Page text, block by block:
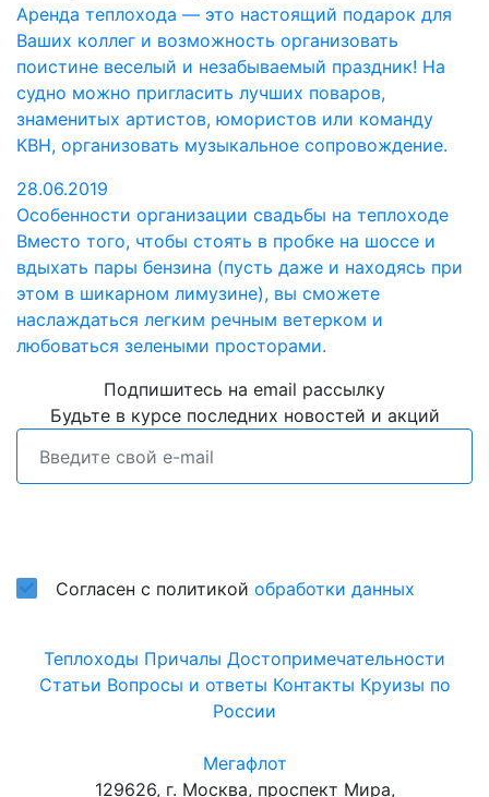
Аренда теплохода — это настоящий подарок для
Ваших коллег и возможность организовать
поистине веселый и незабываемый праздник! На
судно можно пригласить лучших поваров,
знаменитых артистов, юмористов или команду
КВН, организовать музыкальное сопровождение.
28.06.2019
Особенности организации свадьбы на теплоходе
Вместо того, чтобы стоять в пробке на шоссе и
вдыхать пары бензина (пусть даже и находясь при
этом в шикарном лимузине), вы сможете
наслаждаться легким речным ветерком и
любоваться зелеными просторами.
Подпишитесь на email рассылку
Будьте в курсе последних новостей и акций
Согласен с политикой обработки данных
Теплоходы Причалы Достопримечательности
Статьи Вопросы и ответы Контакты Круизы по
России
Мегафлот
129626, г. Москва, проспект Мира,